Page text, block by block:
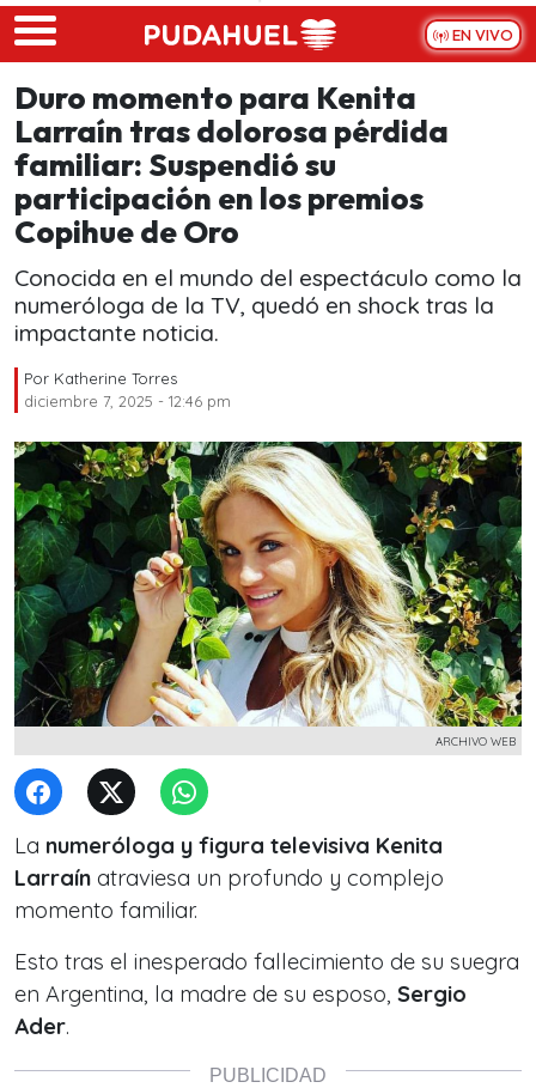
Skip to main content
EN VIVO
Duro momento para Kenita
Larraín tras dolorosa pérdida
familiar: Suspendió su
participación en los premios
Copihue de Oro
Conocida en el mundo del espectáculo como la
numeróloga de la TV, quedó en shock tras la
impactante noticia.
Por Katherine Torres
diciembre 7, 2025 - 12:46 pm
ARCHIVO WEB
La numeróloga y figura televisiva Kenita
Larraín atraviesa un profundo y complejo
momento familiar.
Esto tras el inesperado fallecimiento de su suegra
en Argentina, la madre de su esposo, Sergio
Ader.